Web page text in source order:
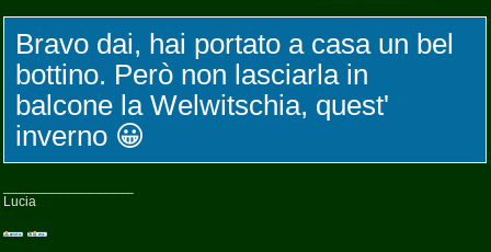
Bravo dai, hai portato a casa un bel
bottino. Però non lasciarla in
balcone la Welwitschia, quest'
inverno 😀
Lucia